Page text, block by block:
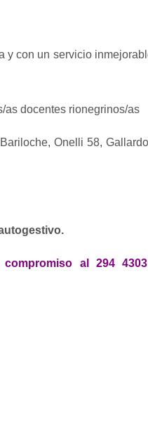
y con un servicio
as docentes rionegrinos/as
Onelli 58,
al 294